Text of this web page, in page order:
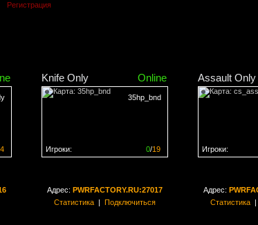
Регистрация
Knife Only Online
35hp_bnd
0/19
Игроки:
Assault Only
Игроки:
Адрес: PWRFACTORY.RU:27017
Статистика| Подключиться
Адрес:
Статистика